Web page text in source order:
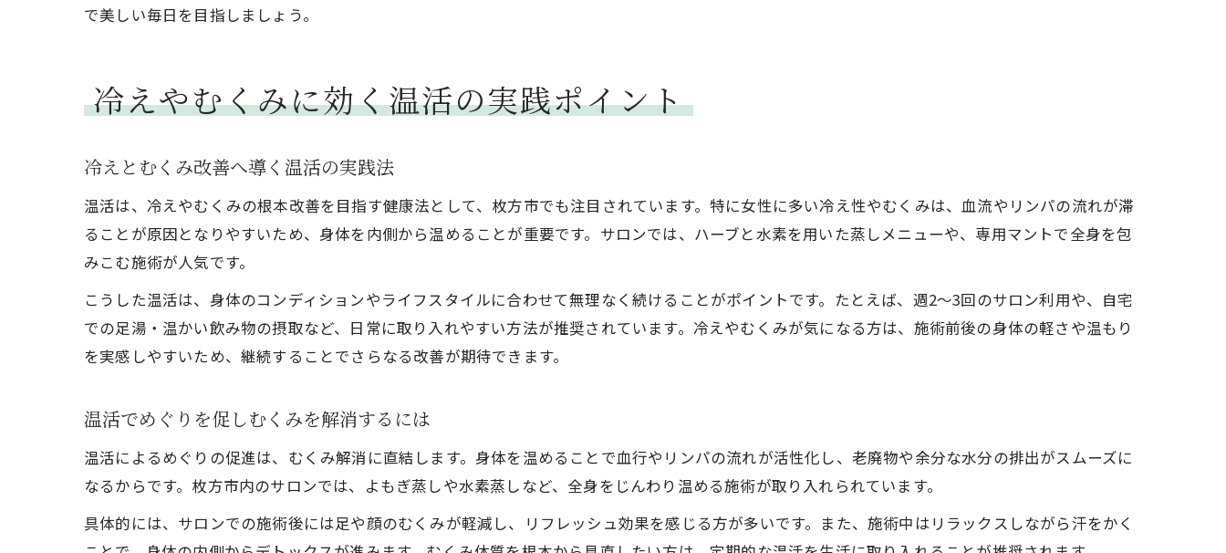
で美しい毎日を目指しましょう。
冷えやむくみに効く温活の実践ポイント
冷えとむくみ改善へ導く温活の実践法
温活は、冷えやむくみの根本改善を目指す健康法として、枚方市でも注目されています。特に女性に多い冷え性やむくみは、血流やリンパの流れが滞
ることが原因となりやすいため、身体を内側から温めることが重要です。サロンでは、ハーブと水素を用いた蒸しメニューや、専用マントで全身を包
みこむ施術が人気です。
こうした温活は、身体のコンディションやライフスタイルに合わせて無理なく続けることがポイントです。たとえば、週2～3回のサロン利用や、自宅
での足湯・温かい飲み物の摂取など、日常に取り入れやすい方法が推奨されています。冷えやむくみが気になる方は、施術前後の身体の軽さや温もり
を実感しやすいため、継続することでさらなる改善が期待できます。
温活でめぐりを促しむくみを解消するには
温活によるめぐりの促進は、むくみ解消に直結します。身体を温めることで血行やリンパの流れが活性化し、老廃物や余分な水分の排出がスムーズに
なるからです。枚方市内のサロンでは、よもぎ蒸しや水素蒸しなど、全身をじんわり温める施術が取り入れられています。
具体的には、サロンでの施術後には足や顔のむくみが軽減し、リフレッシュ効果を感じる方が多いです。また、施術中はリラックスしながら汗をかく